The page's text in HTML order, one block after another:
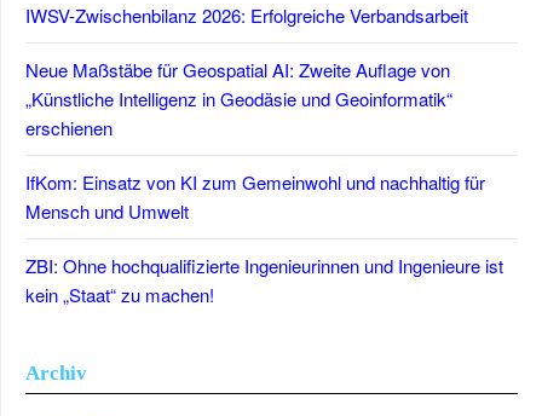
IWSV-Zwischenbilanz 2026: Erfolgreiche Verbandsarbeit
Neue Maßstäbe für Geospatial AI: Zweite Auflage von
„Künstliche Intelligenz in Geodäsie und Geoinformatik“
erschienen
IfKom: Einsatz von KI zum Gemeinwohl und nachhaltig für
Mensch und Umwelt
ZBI: Ohne hochqualifizierte Ingenieurinnen und Ingenieure ist
kein „Staat“ zu machen!
Archiv